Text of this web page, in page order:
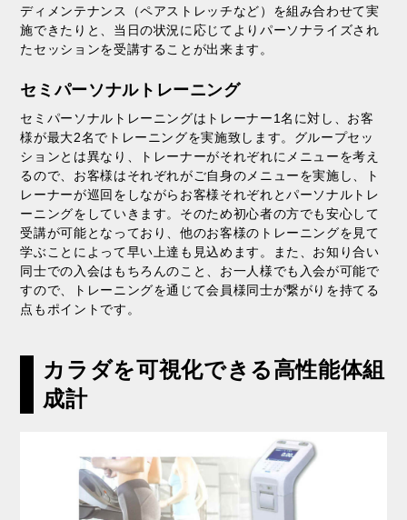
ディメンテナンス（ペアストレッチなど）を組み合わせて実
施できたりと、当日の状況に応じてよりパーソナライズされ
たセッションを受講することが出来ます。
セミパーソナルトレーニング
セミパーソナルトレーニングはトレーナー1名に対し、お客
様が最大2名でトレーニングを実施致します。グループセッ
ションとは異なり、トレーナーがそれぞれにメニューを考え
るので、お客様はそれぞれがご自身のメニューを実施し、ト
レーナーが巡回をしながらお客様それぞれとパーソナルトレ
ーニングをしていきます。そのため初心者の方でも安心して
受講が可能となっており、他のお客様のトレーニングを見て
学ぶことによって早い上達も見込めます。また、お知り合い
同士での入会はもちろんのこと、お一人様でも入会が可能で
すので、トレーニングを通じて会員様同士が繋がりを持てる
点もポイントです。
カラダを可視化できる高性能体組
成計